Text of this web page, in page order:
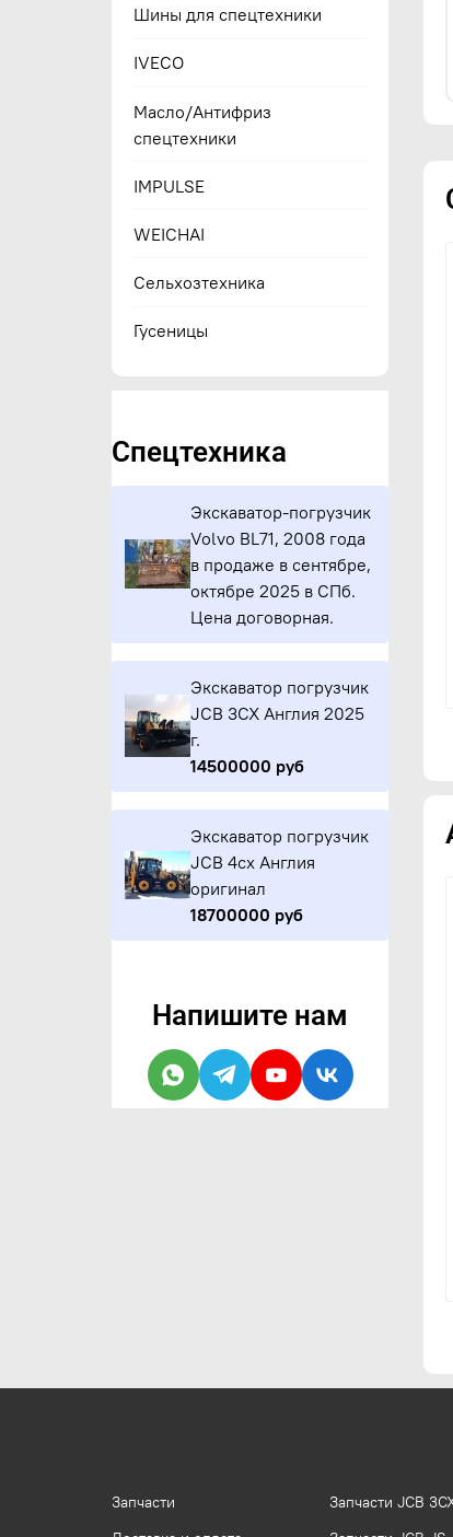
Шины для спецтехники
IVECO
Масло/Антифриз
спецтехники
IMPULSE
WEICHAI
Сельхозтехника
Гусеницы
Спецтехника
Экскаватор-погрузчик
Volvo BL71, 2008 года
в продаже в сентябре,
октябре 2025 в СПб.
Цена договорная.
Экскаватор погрузчик
JCB 3CX Англия 2025
г.
14500000 руб
Экскаватор погрузчик
JCB 4cx Англия
оригинал
18700000 руб
Напишите нам
Запчасти
Запчасти JCB